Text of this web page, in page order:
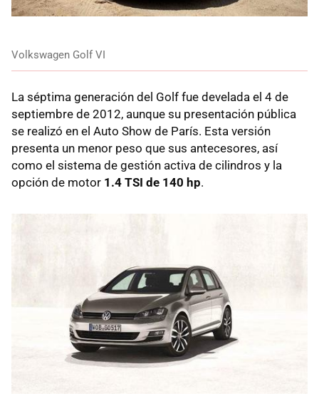
Volkswagen Golf VI
La séptima generación del Golf fue develada el 4 de
septiembre de 2012, aunque su presentación pública
se realizó en el Auto Show de París. Esta versión
presenta un menor peso que sus antecesores, así
como el sistema de gestión activa de cilindros y la
opción de motor 1.4 TSI de 140 hp.